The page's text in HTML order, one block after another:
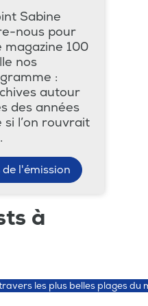
Sabine
nous pour
magazine 100
nos
:
autour
des années
l’on rouvrait
l'émission
à
les plus belles plages du